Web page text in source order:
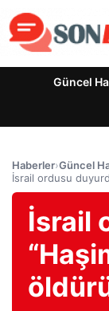
Güncel
Haberler›Güncel
İsrail ordusu
İsrail